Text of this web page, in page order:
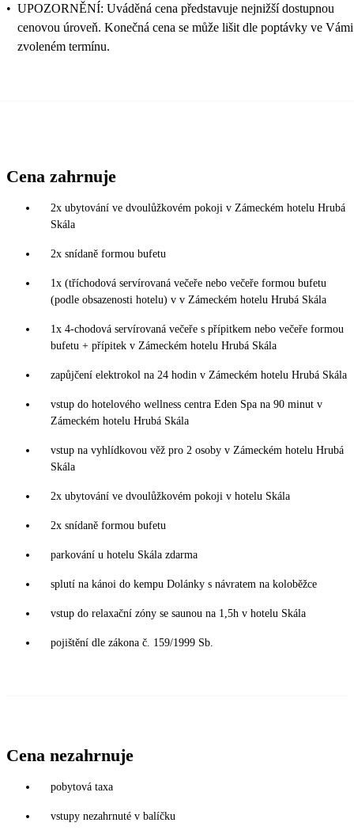
• UPOZORNĚNÍ: Uváděná cena představuje nejnižší dostupnou
cenovou úroveň. Konečná cena se může lišit dle poptávky ve Vámi
zvoleném termínu.
Cena zahrnuje
2x ubytování ve dvoulůžkovém pokoji v Zámeckém hotelu Hrubá
Skála
2x snídaně formou bufetu
1x (tříchodová servírovaná večeře nebo večeře formou bufetu
(podle obsazenosti hotelu) v v Zámeckém hotelu Hrubá Skála
1x 4-chodová servírovaná večeře s přípitkem nebo večeře formou
bufetu + přípitek v Zámeckém hotelu Hrubá Skála
zapůjčení elektrokol na 24 hodin v Zámeckém hotelu Hrubá Skála
vstup do hotelového wellness centra Eden Spa na 90 minut v
Zámeckém hotelu Hrubá Skála
vstup na vyhlídkovou věž pro 2 osoby v Zámeckém hotelu Hrubá
Skála
2x ubytování ve dvoulůžkovém pokoji v hotelu Skála
2x snídaně formou bufetu
parkování u hotelu Skála zdarma
splutí na kánoi do kempu Dolánky s návratem na koloběžce
vstup do relaxační zóny se saunou na 1,5h v hotelu Skála
pojištění dle zákona č. 159/1999 Sb.
Cena nezahrnuje
pobytová taxa
vstupy nezahrnuté v balíčku